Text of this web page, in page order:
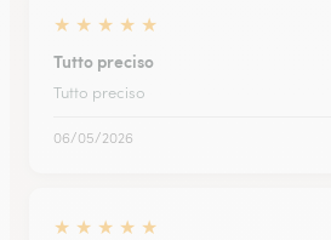
★ ★ ★ ★ ★
Tutto preciso
Tutto preciso
06/05/2026
★ ★ ★ ★ ★